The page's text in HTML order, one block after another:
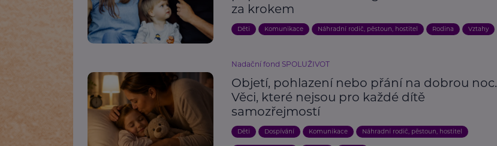
za krokem
Děti Komunikace Náhradní rodič, pěstoun, hostitel Rodina Vztahy
Nadační fond SPOLUŽIVOT
Objetí, pohlazení nebo přání na dobrou noc.
Věci, které nejsou pro každé dítě
samozřejmostí
Děti Dospívání Komunikace Náhradní rodič, pěstoun, hostitel